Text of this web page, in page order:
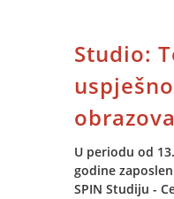
odnosno više
proizvedene
U odnosu na
37%
novim
Studio:
U periodu od
godine
SPIN Studiju -